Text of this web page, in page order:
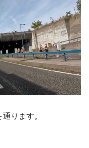
ります。